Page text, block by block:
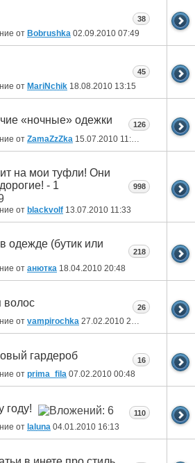
от Bobrushka 02.09.2010 07:49
38
от MariNchik 18.08.2010 13:15
45
«ночные» одежки
от ZamaZzZka 15.07.2010 11:48
126
на мои туфли! Они
- 1
от blackvolf 13.07.2010 11:33
998
одежде (бутик или
от анютка 18.04.2010 20:48
218
волос
от vampirochka 27.02.2010 22:03
26
гардероб
от prima_fila 07.02.2010 00:48
16
году!
от laluna 04.01.2010 16:13
110